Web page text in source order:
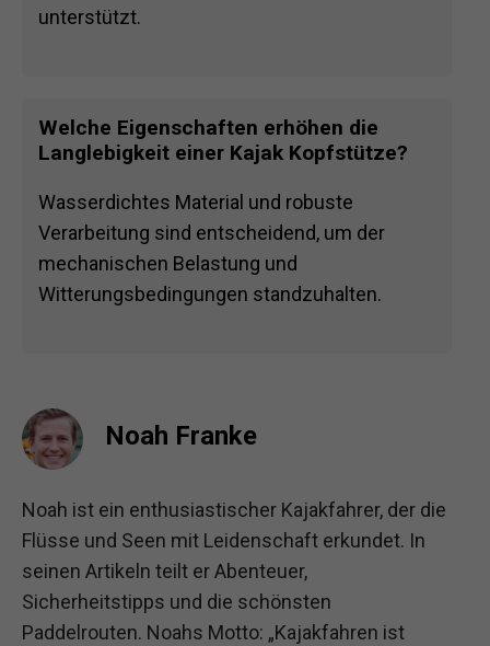
unterstützt.
Welche Eigenschaften erhöhen die
Langlebigkeit einer Kajak Kopfstütze?
Wasserdichtes Material und robuste
Verarbeitung sind entscheidend, um der
mechanischen Belastung und
Witterungsbedingungen standzuhalten.
Noah Franke
Noah ist ein enthusiastischer Kajakfahrer, der die
Flüsse und Seen mit Leidenschaft erkundet. In
seinen Artikeln teilt er Abenteuer,
Sicherheitstipps und die schönsten
Paddelrouten. Noahs Motto: „Kajakfahren ist